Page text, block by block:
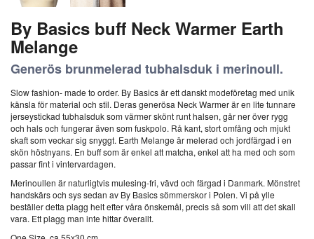
By Basics buff Neck Warmer Earth
Melange
Generös brunmelerad tubhalsduk i merinoull.
Slow fashion- made to order. By Basics är ett danskt modeföretag med unik
känsla för material och stil. Deras generösa Neck Warmer är en lite tunnare
jerseystickad tubhalsduk som värmer skönt runt halsen, går ner över rygg
och hals och fungerar även som fuskpolo. Rå kant, stort omfång och mjukt
skaft som veckar sig snyggt. Earth Melange är melerad och jordfärgad i en
skön höstnyans. En buff som är enkel att matcha, enkel att ha med och som
passar fint i vintervardagen.
Merinoullen är naturligtvis mulesing-fri, vävd och färgad i Danmark. Mönstret
handskärs och sys sedan av By Basics sömmerskor i Polen. Vi på ylle
beställer detta plagg helt efter våra önskemål, precis så som vill att det skall
vara. Ett plagg man inte hittar överallt.